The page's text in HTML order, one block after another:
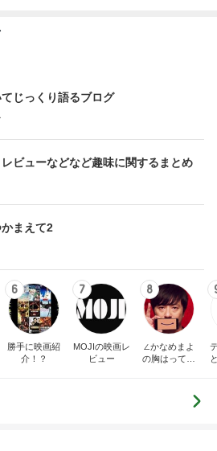
じっくり語るブログ
ビューなどなど趣味に関するまとめ
まえて2
6
勝手に映画紹
介！？
7
MOJIの映画レ
ビュー
8
∠かなめまよ
の胸はって行